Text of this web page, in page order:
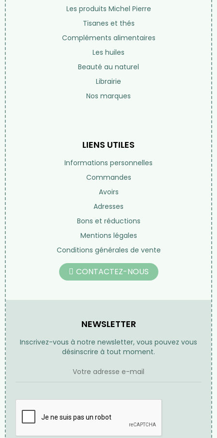
Les produits Michel Pierre
Tisanes et thés
Compléments alimentaires
Les huiles
Beauté au naturel
Librairie
Nos marques
LIENS UTILES
Informations personnelles
Commandes
Avoirs
Adresses
Bons et réductions
Mentions légales
Conditions générales de vente
CONTACTEZ-NOUS
NEWSLETTER
Inscrivez-vous à notre newsletter, vous pouvez vous
désinscrire à tout moment.